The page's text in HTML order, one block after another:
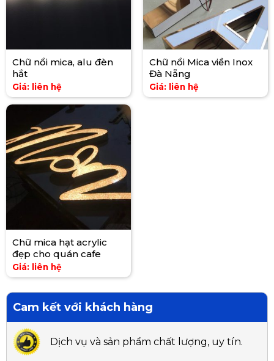
Cam kết với khách hàng
Dịch vụ và sản phẩm chất lượng, uy tín.
Chữ nổi mica, alu đèn
hắt
Giá: liên hệ
Chữ nổi Mica viền Inox
Đà Nẵng
Giá: liên hệ
Chữ mica hạt acrylic
đẹp cho quán cafe
Giá: liên hệ